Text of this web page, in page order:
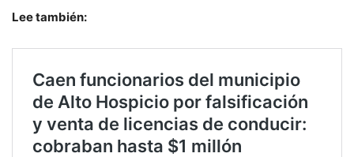
Lee también: